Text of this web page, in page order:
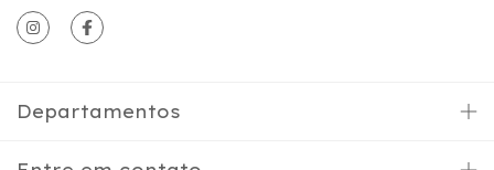
Departamentos